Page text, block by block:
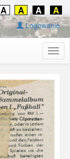
A A A A
Logowanie